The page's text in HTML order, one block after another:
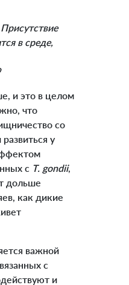
в среде,
и это в целом
что
со
у
с T. gondii,
дольше
как дикие
важной
с
и